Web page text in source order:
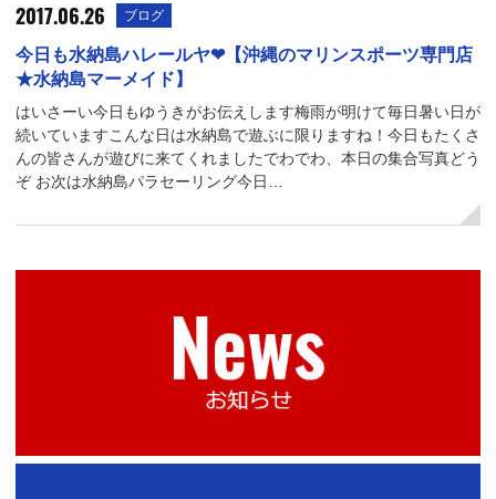
2017.06.26 ブログ
今日も水納島ハレールヤ❤【沖縄のマリンスポーツ専門店
★水納島マーメイド】
はいさーい今日もゆうきがお伝えします梅雨が明けて毎日暑い日が
続いていますこんな日は水納島で遊ぶに限りますね！今日もたくさ
んの皆さんが遊びに来てくれましたでわでわ、本日の集合写真どう
ぞ お次は水納島パラセーリング今日…